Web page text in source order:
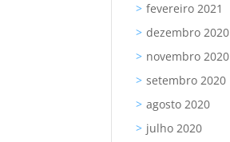
fevereiro 2021
dezembro 2020
novembro 2020
setembro 2020
agosto 2020
julho 2020